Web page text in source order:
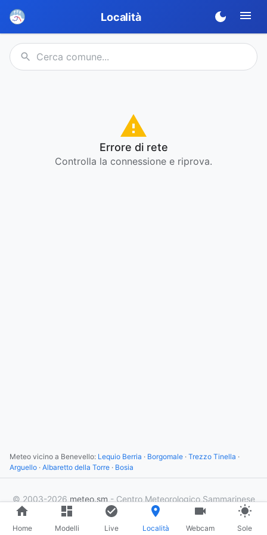
Località
Errore di rete
Controlla la connessione e riprova.
Meteo vicino a Benevello: Lequio Berria · Borgomale · Trezzo Tinella ·
Arguello · Albaretto della Torre · Bosia
© 2003-2026 meteo.sm - Centro Meteorologico Sammarinese
2utenti online ×
Home Modelli Live Località Webcam Sole